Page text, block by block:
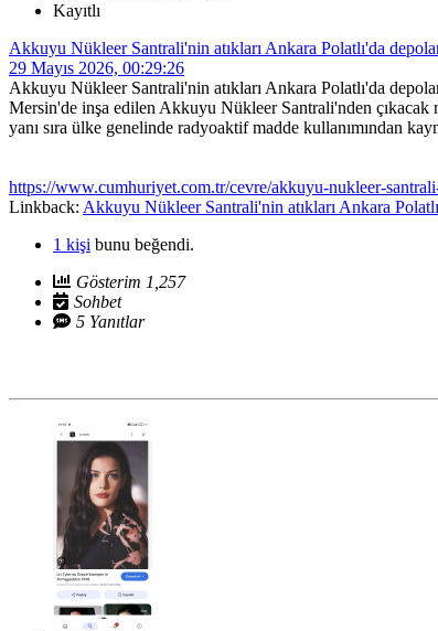
Kayıtlı
Akkuyu Nükleer Santrali'nin atıkları Ankara Polatlı'da
29 Mayıs 2026, 00:29:26
Akkuyu Nükleer Santrali'nin atıkları Ankara Polatlı'da
Mersin'de inşa edilen Akkuyu Nükleer Santrali'nden çıkacak
yanı sıra ülke genelinde radyoaktif madde kullanımından
https://www.cumhuriyet.com.tr/cevre/akkuyu-nukleer-
Linkback: Akkuyu Nükleer Santrali'nin atıkları Ankara
1 kişi bunu beğendi.
Gösterim 1,257
Sohbet
5 Yanıtlar